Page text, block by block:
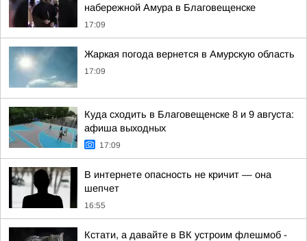
набережной Амура в Благовещенске
17:09
Жаркая погода вернется в Амурскую область
17:09
Куда сходить в Благовещенске 8 и 9 августа:
афиша выходных
17:09
В интернете опасность не кричит — она
шепчет
16:55
Кстати, а давайте в ВК устроим флешмоб -